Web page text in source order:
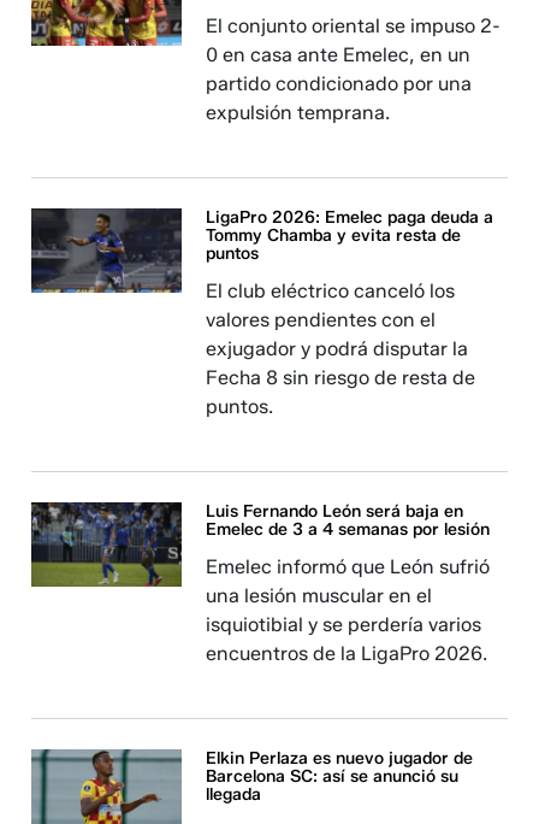
El conjunto oriental se impuso 2-
0 en casa ante Emelec, en un
partido condicionado por una
expulsión temprana.
LigaPro 2026: Emelec paga deuda a
Tommy Chamba y evita resta de
puntos
El club eléctrico canceló los
valores pendientes con el
exjugador y podrá disputar la
Fecha 8 sin riesgo de resta de
puntos.
Luis Fernando León será baja en
Emelec de 3 a 4 semanas por lesión
Emelec informó que León sufrió
una lesión muscular en el
isquiotibial y se perdería varios
encuentros de la LigaPro 2026.
Elkin Perlaza es nuevo jugador de
Barcelona SC: así se anunció su
llegada